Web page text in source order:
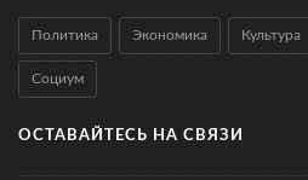
Политика Экономика Культура
Социум
ОСТАВАЙТЕСЬ НА СВЯЗИ